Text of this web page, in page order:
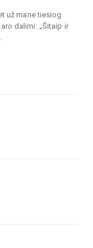
už mane tiesiog
dalimi: „Šitaip ir